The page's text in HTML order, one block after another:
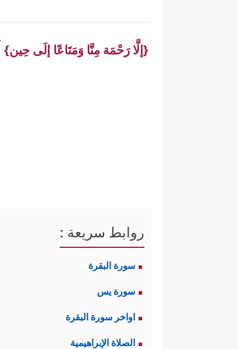
{إلَّا رَحْمَة مِنَّا وَمَتَاعًا إلَى حِين}
روابط سريعة :
سورة البقرة
سورة يس
اواخر سورة البقرة
الصلاة الإبراهيمية